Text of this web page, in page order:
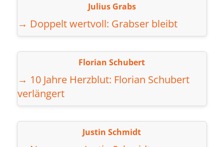
Julius Grabs
→ Doppelt wertvoll: Grabser bleibt
Florian Schubert
→ 10 Jahre Herzblut: Florian Schubert
verlängert
Justin Schmidt